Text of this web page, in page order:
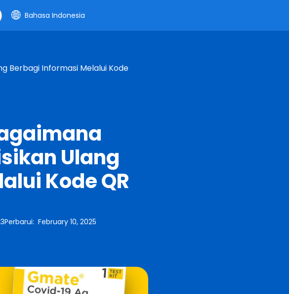
Bahasa Indonesia
Berbagi Informasi Melalui Kode
Ulang
Kode QR
Perbarui:February 10, 2025